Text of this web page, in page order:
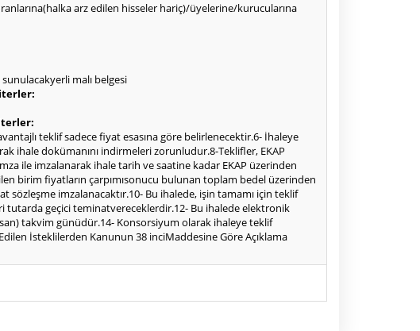
arz edilen hisseler hariç)/üyelerine/kurucularına
malı belgesi
teklif sadece fiyat esasına göre belirlenecektir.6- İhaleye
ihale dokümanını indirmeleri zorunludur.8-Teklifler, EKAP
ile imzalanarak ihale tarih ve saatine kadar EKAP üzerinden
birim fiyatların çarpımısonucu bulunan toplam bedel üzerinden
imzalanacaktır.10- Bu ihalede, işin tamamı için teklif
tutarda geçici teminatvereceklerdir.12- Bu ihalede elektronik
takvim günüdür.14- Konsorsiyum olarak ihaleye teklif
İsteklilerden Kanunun 38 inciMaddesine Göre Açıklama